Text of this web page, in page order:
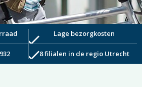
check Lage bezorgkosten
check8 filialen in de regio Utrecht